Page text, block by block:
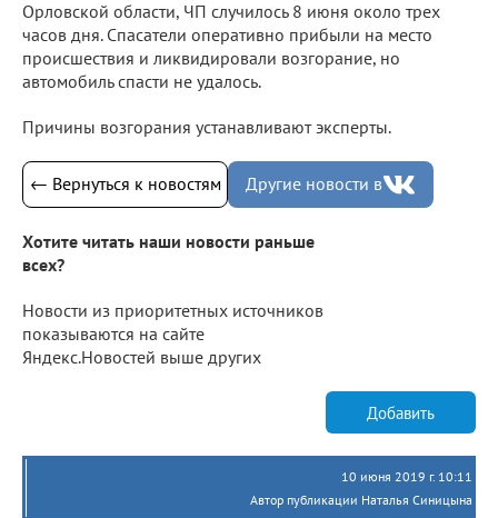
Орловской области, ЧП случилось 8 июня около трех
часов дня. Спасатели оперативно прибыли на место
происшествия и ликвидировали возгорание, но
автомобиль спасти не удалось.
Причины возгорания устанавливают эксперты.
← Вернуться к новостям Другие новости в
Хотите читать наши новости раньше
всех?
Новости из приоритетных источников
показываются на сайте
Яндекс.Новостей выше других
Добавить
10 июня 2019 г. 10:11
Автор публикации Наталья Синицына